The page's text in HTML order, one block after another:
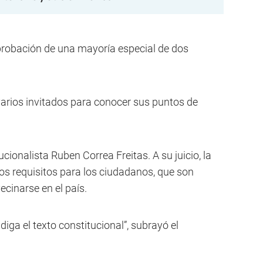
de una mayoría especial de dos
invitados para conocer sus puntos de
Ruben Correa Freitas. A su juicio, la
requisitos para los ciudadanos, que son
en el país.
el texto constitucional”, subrayó el